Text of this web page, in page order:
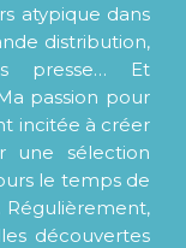
atypique dans
distribution,
presse… Et
passion pour
incitée à créer
une sélection
le temps de
Régulièrement,
découvertes